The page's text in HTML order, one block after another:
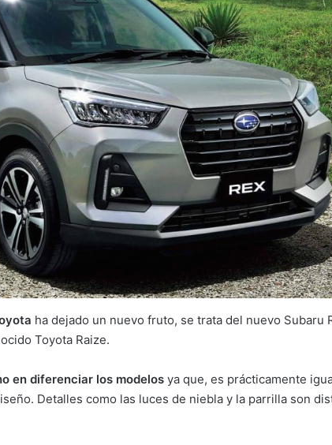
ha dejado un nuevo fruto, se trata del nuevo Subaru
Toyota Raize.
en diferenciar los modelos ya que, es prácticamente
Detalles como las luces de niebla y la parrilla son